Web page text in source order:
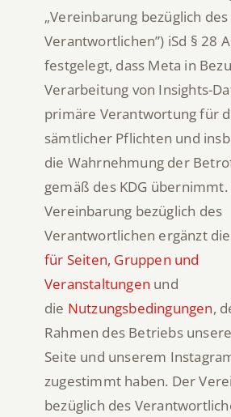
„Vereinbarung bezüglich des
Verantwortlichen”) iSd § 28
festgelegt, dass Meta in
Verarbeitung von Insights-
primäre Verantwortung für
sämtlicher Pflichten und
die Wahrnehmung der
gemäß des KDG übernimmt.
Vereinbarung bezüglich des
Verantwortlichen ergänzt die
für Seiten, Gruppen und
Veranstaltungen und
die Nutzungsbedingungen,
Rahmen des Betriebs
Seite und unserem
zugestimmt haben. Der
bezüglich des